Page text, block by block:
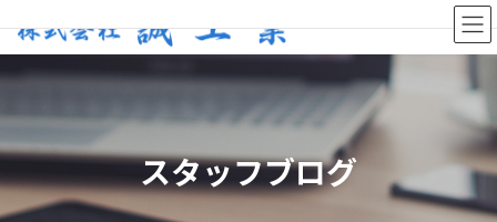
ン
テ
ン
へ
ス
ッ
プ
ビ
ゲ
ー
ョ
ン
移
動
スタッフブログ